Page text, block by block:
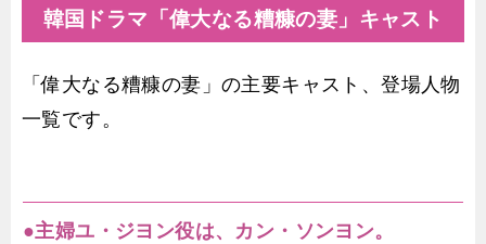
韓国ドラマ「偉大なる糟糠の妻」キャスト
「偉大なる糟糠の妻」の主要キャスト、登場人物
一覧です。
●主婦ユ・ジヨン役は、カン・ソンヨン。